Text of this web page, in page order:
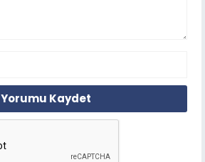
Yorumu Kaydet